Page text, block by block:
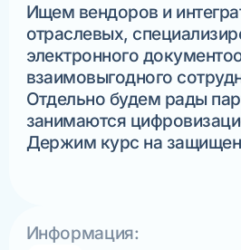
Информация:
Ищем вендоров и
отраслевых,
электронного
взаимовыгодного
Отдельно будем рады
занимаются
Держим курс на